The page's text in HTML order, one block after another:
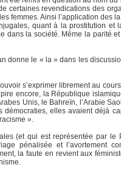
certaines revendications des
femmes. Ainsi l’application des
quant à la prostitution et
la société. Même la parité
donne le « la » dans les
s’exprimer librement au
encore, la République
Unis, le Bahreïn, l’Arabie
elles avaient déjà
».
(et qui est représentée par le
pénalisée et l’avortement
la faute en revient aux